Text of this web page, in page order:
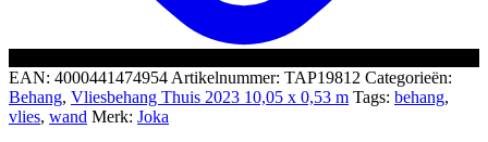
EAN: 4000441474954 Artikelnummer: TAP19812 Categorieën:
Behang, Vliesbehang Thuis 2023 10,05 x 0,53 m Tags: behang,
vlies, wand Merk: Joka